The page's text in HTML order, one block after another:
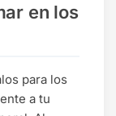
en los
para los
a tu